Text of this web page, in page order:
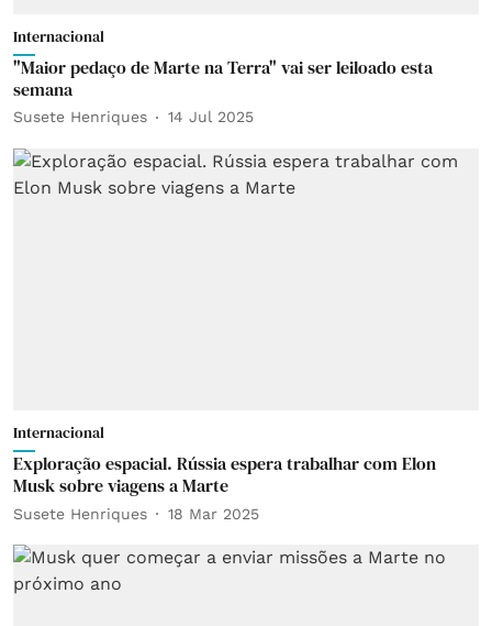
Internacional
"Maior pedaço de Marte na Terra" vai ser leiloado esta
semana
Susete Henriques 14 Jul 2025
Internacional
Exploração espacial. Rússia espera trabalhar com Elon
Musk sobre viagens a Marte
Susete Henriques 18 Mar 2025